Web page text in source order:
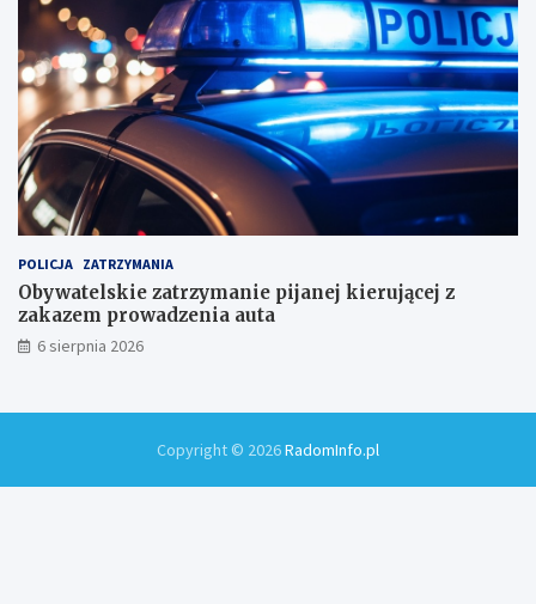
POLICJA ZATRZYMANIA
Obywatelskie zatrzymanie pijanej kierującej z
zakazem prowadzenia auta
6 sierpnia 2026
Copyright © 2026RadomInfo.pl